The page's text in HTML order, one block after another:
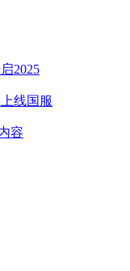
2025
线国服
容